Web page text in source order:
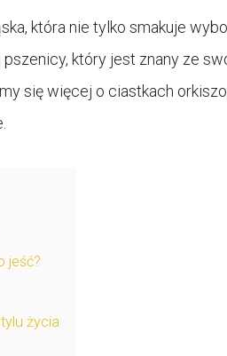
która nie tylko smakuje
który jest znany ze
się więcej o ciastkach
jeść?
życia